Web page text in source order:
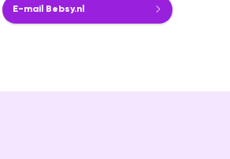
E-mail Bebsy.nl